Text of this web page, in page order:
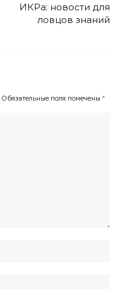
ИКРа: новости для
ловцов знаний
Обязательные поля помечены *